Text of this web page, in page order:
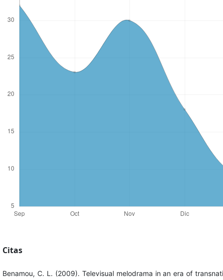
Citas
Benamou, C. L. (2009). Televisual melodrama in an era of